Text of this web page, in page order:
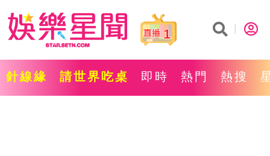
1
針線緣 請世界吃桌 即時 熱門 熱搜